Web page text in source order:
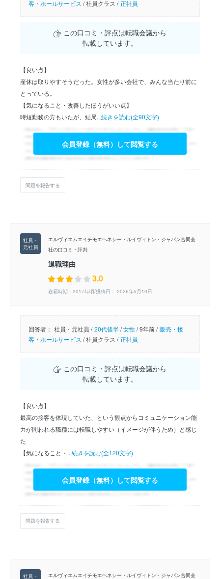
客・ホールサービス /社員クラス / 正社員
この口コミ・評点は転職会議から
転載しています。
【良い点】
産休は取りやすそうだった。女性が多い会社で、みんな当たり前に
とっている。
【気になること・改善したほうがいい点】
時短勤務の方もいたが、結局...続きを読む(全90文字)
会員登録（無料）して閲覧する
問題を報告する
エルヴィエムエイチモエヘネシー・ルイヴィトン・ジャパン合同会
社の口コミ・評判
退職理由
3.0
在籍時期：2017年頃/投稿日： 2026年5月10日
回答者： 社員・元社員 / 20代後半/女性/9年前 / 販売・接
客・ホールサービス /社員クラス / 正社員
この口コミ・評点は転職会議から
転載しています。
【良い点】
最高の接客を体現していた、という観点からコミュニケーション能
力が問われる職種には転職しやすい（イメージが伴うため）と感じ
た
【気になること・...続きを読む(全120文字)
会員登録（無料）して閲覧する
問題を報告する
エルヴィエムエイチモエヘネシー・ルイヴィトン・ジャパン合同会